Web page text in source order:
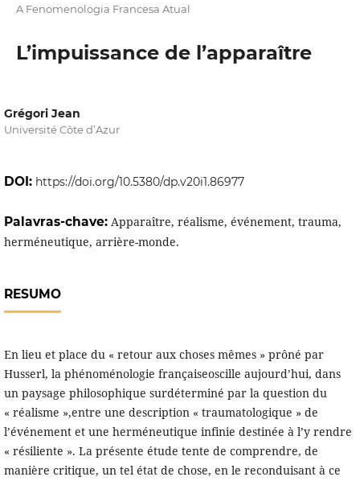
A Fenomenologia Francesa Atual
L’impuissance de l’apparaître
Grégori Jean
Université Côte d’Azur
DOI: https://doi.org/10.5380/dp.v20i1.86977
Palavras-chave: Apparaître, réalisme, événement, trauma,
herméneutique, arrière-monde.
RESUMO
En lieu et place du « retour aux choses mêmes » prôné par
Husserl, la phénoménologie françaiseoscille aujourd’hui, dans
un paysage philosophique surdéterminé par la question du
« réalisme »,entre une description « traumatologique » de
l’événement et une herméneutique infinie destinée à l’y rendre
« résiliente ». La présente étude tente de comprendre, de
manière critique, un tel état de chose, en le reconduisant à ce